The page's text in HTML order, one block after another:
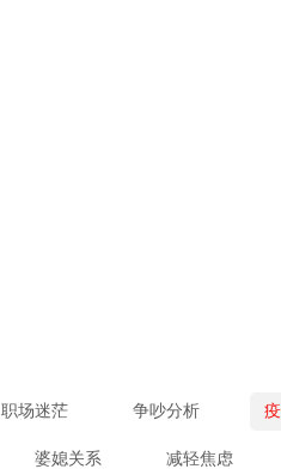
职场迷茫 争吵分析
婆媳关系 减轻焦虑